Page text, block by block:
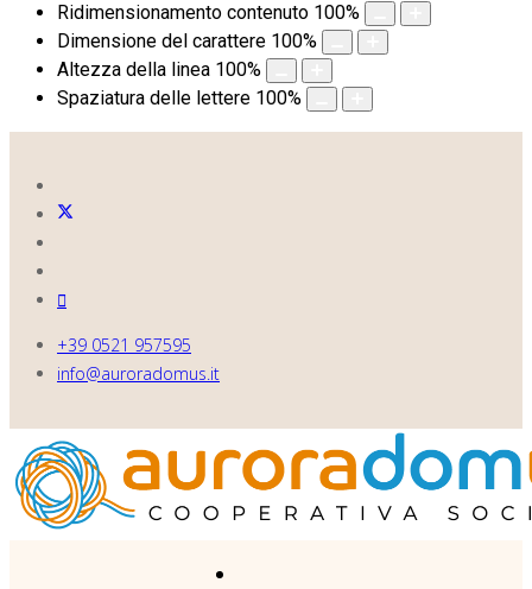
Ridimensionamento contenuto 100%
Dimensione del carattere 100%
Altezza della linea 100%
Spaziatura delle lettere 100%
+39 0521 957595
info@auroradomus.it